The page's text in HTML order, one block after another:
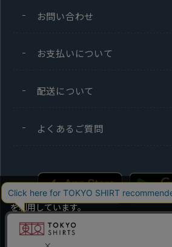
お問い合わせ
お支払いについて
配送について
よくあるご質問
当社のウェブサイトでは、お客様の利便
を利用しています。
本ウェブサイトをこのままご利用になる
同意いただいたものとみなします。